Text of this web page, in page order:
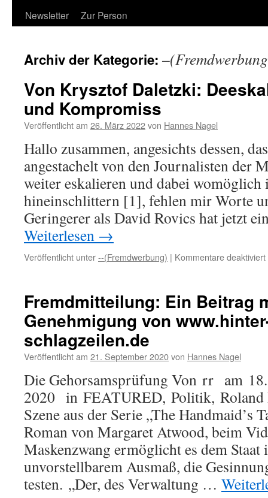
Newsletter
Zur Person
Archiv der Kategorie:
Von Krysztof Daletzki:
und Kompromiss
Veröffentlicht am 26. März 2022von Hannes Nagel
Hallo zusammen, angesichts dessen,
angestachelt von den Journalisten der
weiter eskalieren und dabei
hineinschlittern [1], fehlen mir Worte
Geringerer als David Rovics hat jetzt
Weiterlesen →
Veröffentlicht unter--(Fremdwerbung) | Kommentare deaktiviert
Fremdmitteilung: Ein Beitrag
Genehmigung von
schlagzeilen.de
Veröffentlicht am 21. September 2020von Hannes Nagel
Die Gehorsamsprüfung Von rr am 18.
2020 in FEATURED, Politik, Roland
Szene aus der Serie „The Handmaid’s
Roman von Margaret Atwood, beim
Maskenzwang ermöglicht es dem Staat
unvorstellbarem Ausmaß, die
testen. „Der, des Verwaltung …